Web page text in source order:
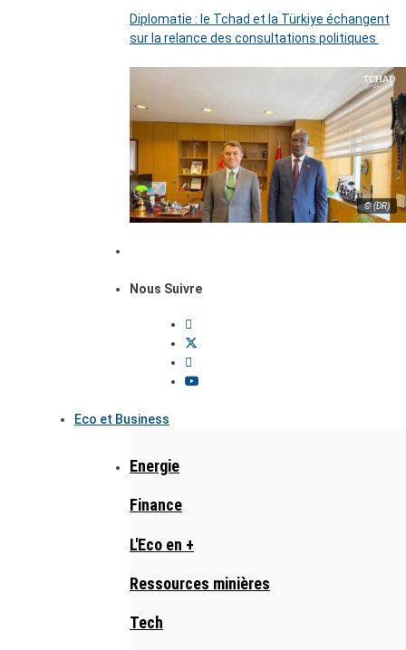
Diplomatie : le Tchad et la Türkiye échangent
sur la relance des consultations politiques
© (DR)
Nous Suivre
Eco et Business
Energie
Finance
L'Eco en +
Ressources minières
Tech